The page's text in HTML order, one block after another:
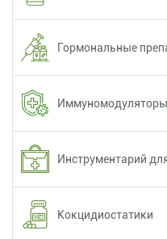
Гормональные
Инструментарий
Кокцидиостатики